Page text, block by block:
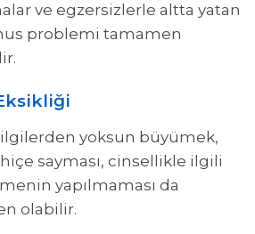
ve egzersizlerle altta yatan
problemi tamamen
yoksun büyümek,
sayması, cinsellikle ilgili
yapılmaması da
olabilir.